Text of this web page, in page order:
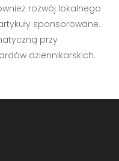
rozwój lokalnego
sponsorowane.
przy
dziennikarskich.